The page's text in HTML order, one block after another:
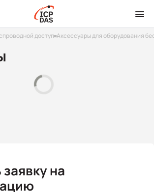
доступ Аксессуары для оборудования
на